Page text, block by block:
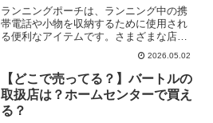
ランニングポーチは、ランニング中の携
帯電話や小物を収納するために使用され
る便利なアイテムです。さまざまな店舗
で販売されています。ランニングポーチ
が買える店舗一覧店舗名販売状況ユニク
ロ◎100均（ダイソー・セリア等）◎ワー
クマン◎スポーツ用品...
2026.05.02
【どこで売ってる？】バートルの
取扱店は？ホームセンターで買え
る？